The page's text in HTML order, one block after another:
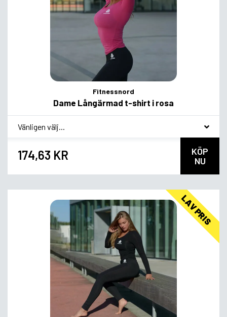
Fitnessnord
Dame Långärmad t-shirt i rosa
* Smagsvariant
174,63 KR
KÖP
NU
LAV PRIS